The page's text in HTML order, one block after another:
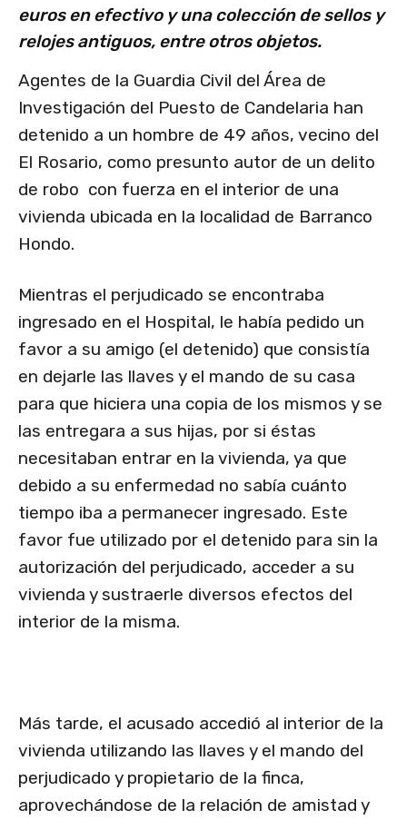
euros en efectivo y una colección de sellos y
relojes antiguos, entre otros objetos.
Agentes de la Guardia Civil del Área de
Investigación del Puesto de Candelaria han
detenido a un hombre de 49 años, vecino del
El Rosario, como presunto autor de un delito
de robo con fuerza en el interior de una
vivienda ubicada en la localidad de Barranco
Hondo.
Mientras el perjudicado se encontraba
ingresado en el Hospital, le había pedido un
favor a su amigo (el detenido) que consistía
en dejarle las llaves y el mando de su casa
para que hiciera una copia de los mismos y se
las entregara a sus hijas, por si éstas
necesitaban entrar en la vivienda, ya que
debido a su enfermedad no sabía cuánto
tiempo iba a permanecer ingresado. Este
favor fue utilizado por el detenido para sin la
autorización del perjudicado, acceder a su
vivienda y sustraerle diversos efectos del
interior de la misma.
Más tarde, el acusado accedió al interior de la
vivienda utilizando las llaves y el mando del
perjudicado y propietario de la finca,
aprovechándose de la relación de amistad y